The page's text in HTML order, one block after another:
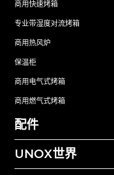
商用快速烤箱
专业带湿度对流烤箱
商用热风炉
保温柜
商用电气式烤箱
商用燃气式烤箱
配件
所有配件
UNOX世界